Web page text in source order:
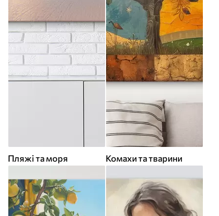
Пляжі та моря Комахи та тварини